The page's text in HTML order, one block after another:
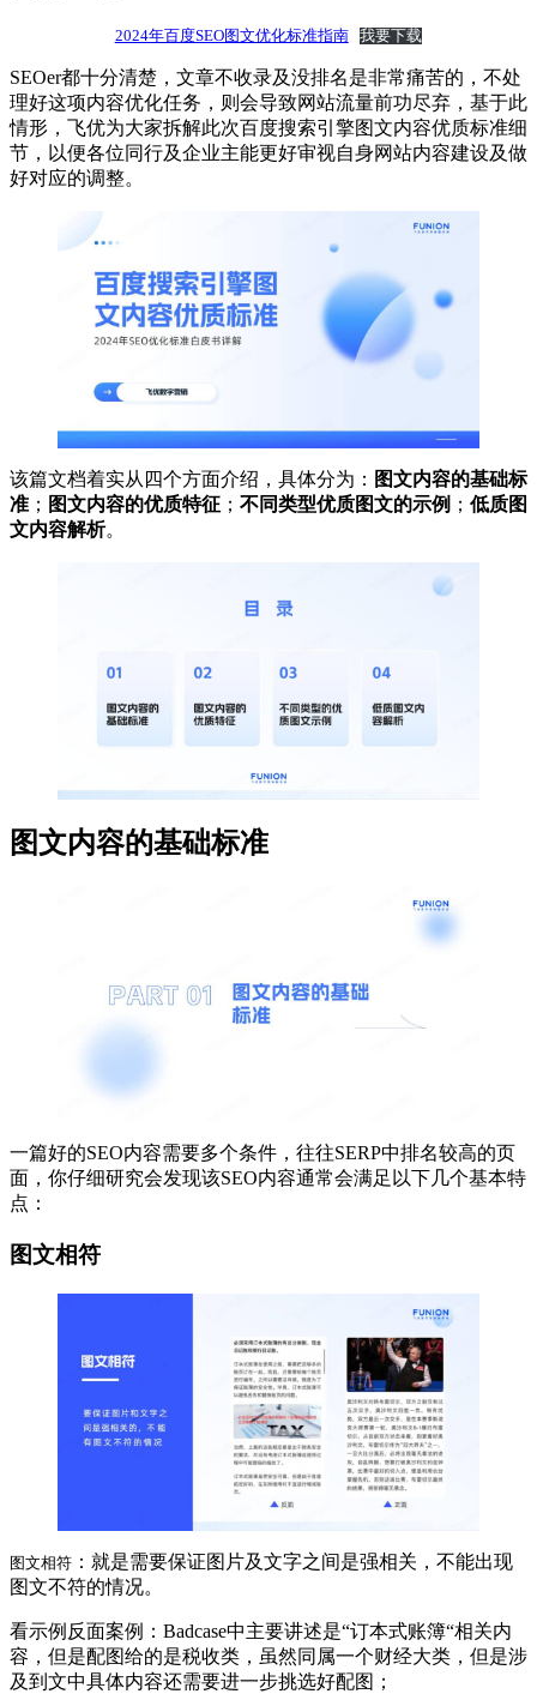
2024年百度SEO图文优化标准指南 我要下载
SEOer都十分清楚，文章不收录及没排名是非常痛苦的，不处
理好这项内容优化任务，则会导致网站流量前功尽弃，基于此
情形，飞优为大家拆解此次百度搜索引擎图文内容优质标准细
节，以便各位同行及企业主能更好审视自身网站内容建设及做
好对应的调整。
该篇文档着实从四个方面介绍，具体分为： 图文内容的基础标
准 ； 图文内容的优质特征 ； 不同类型优质图文的示例 ； 低质图
文内容解析。
图文内容的基础标准
一篇好的SEO内容需要多个条件，往往SERP中排名较高的页
面，你仔细研究会发现该SEO内容通常会满足以下几个基本特
点：
图文相符
图文相符 ：就是需要保证图片及文字之间是强相关，不能出现
图文不符的情况。
看示例反面案例：Badcase中主要讲述是“订本式账簿“相关内
容，但是配图给的是税收类，虽然同属一个财经大类，但是涉
及到文中具体内容还需要进一步挑选好配图；